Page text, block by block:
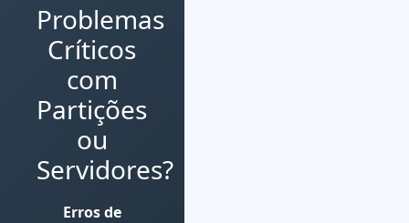
Problemas
Críticos
com
Partições
ou
Servidores?
Erros de